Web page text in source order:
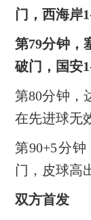
门，西海岸
第79分钟，
破门，国安
第80分钟，
在先进球无
第90+5分
门，皮球高
双方首发